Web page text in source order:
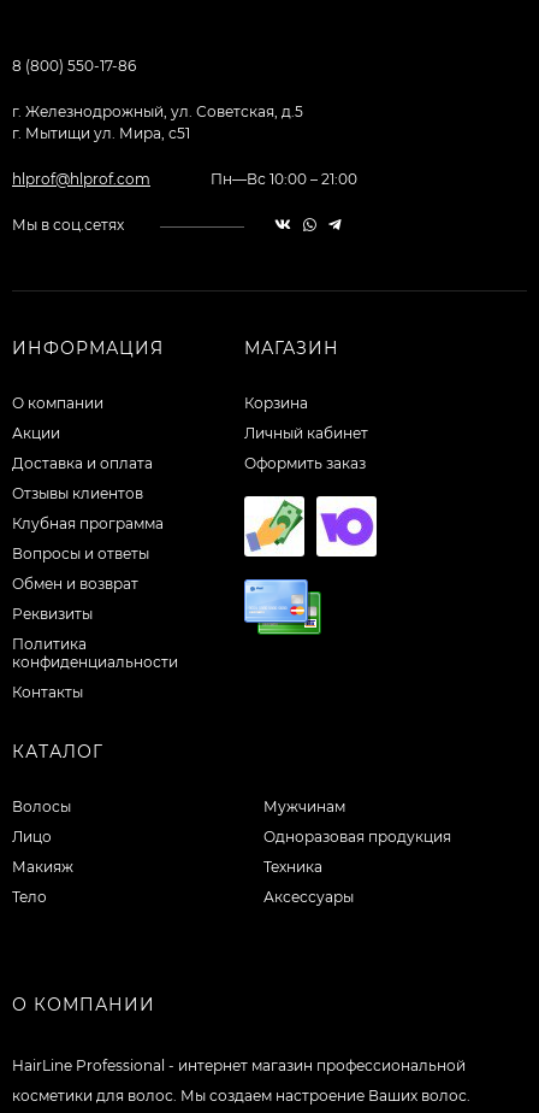
8 (800) 550-17-86
г. Железнодрожный, ул. Советская, д.5
г. Мытищи ул. Мира, с51
hlprof@hlprof.com Пн—Вс 10:00 – 21:00
Мы в соц.сетях
ИНФОРМАЦИЯ
О компании
Акции
Доставка и оплата
Отзывы клиентов
Клубная программа
Вопросы и ответы
Обмен и возврат
Реквизиты
Политика
конфиденциальности
Контакты
МАГАЗИН
Корзина
Личный кабинет
Оформить заказ
КАТАЛОГ
Волосы
Лицо
Макияж
Тело
Мужчинам
Одноразовая продукция
Техника
Аксессуары
О КОМПАНИИ
HairLine Professional - интернет магазин профессиональной
косметики для волос. Мы создаем настроение Ваших волос.